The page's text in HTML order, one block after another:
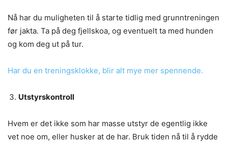
Nå har du muligheten til å starte tidlig med grunntreningen
før jakta. Ta på deg fjellskoa, og eventuelt ta med hunden
og kom deg ut på tur.
Har du en treningsklokke, blir alt mye mer spennende.
Utstyrskontroll
Hvem er det ikke som har masse utstyr de egentlig ikke
vet noe om, eller husker at de har. Bruk tiden nå til å rydde